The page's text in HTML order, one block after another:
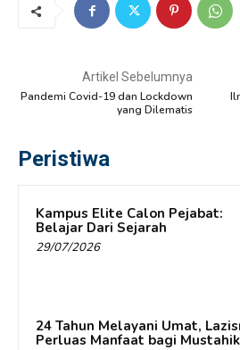
Artikel Sebelumnya
Pandemi Covid-19 dan Lockdown
yang Dilematis
Peristiwa
Kampus Elite Calon Pejabat:
Belajar Dari Sejarah
29/07/2026
24 Tahun Melayani Umat,
Perluas Manfaat bagi Mustahik